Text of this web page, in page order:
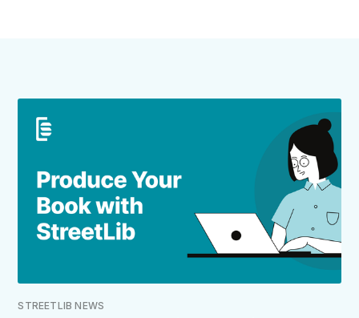
STREETLIB NEWS